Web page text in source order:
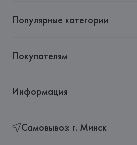
Популярные категории
Покупателям
Информация
Самовывоз: г. Минск